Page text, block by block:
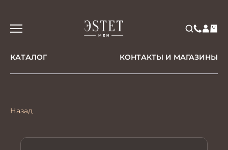
КАТАЛОГ КОНТАКТЫ И МАГАЗИНЫ
Назад